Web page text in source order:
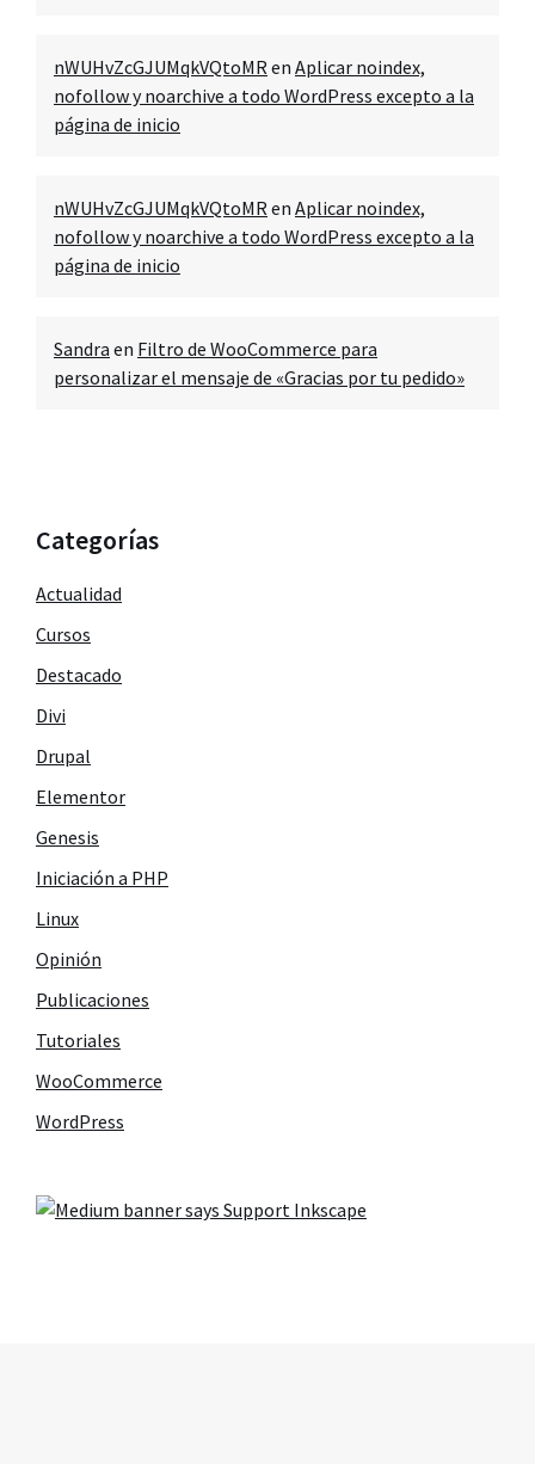
nWUHvZcGJUMqkVQtoMRen Aplicar noindex,
nofollow y noarchive a todo WordPress excepto a la
página de inicio
nWUHvZcGJUMqkVQtoMRen Aplicar noindex,
nofollow y noarchive a todo WordPress excepto a la
página de inicio
Sandra en Filtro de WooCommerce para
personalizar el mensaje de «Gracias por tu pedido»
Categorías
Actualidad
Cursos
Destacado
Divi
Drupal
Elementor
Genesis
Iniciación a PHP
Linux
Opinión
Publicaciones
Tutoriales
WooCommerce
WordPress